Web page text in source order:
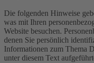
Die folgenden Hinweise
was mit Ihren
Website besuchen.
denen Sie persönlich
Informationen zum Thema
unter diesem Text